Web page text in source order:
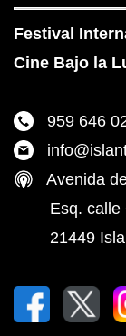
Festival
Cine Bajo la
959 646
Avenida
Esq. calle
21449